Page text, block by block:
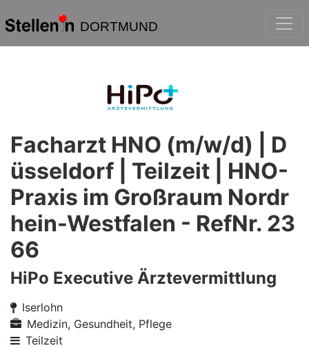
DORTMUND
Facharzt HNO (m/w/d) | D
üsseldorf | Teilzeit | HNO-
Praxis im Großraum Nordr
hein-Westfalen - RefNr. 23
66
HiPo Executive Ärztevermittlung
Iserlohn
Medizin, Gesundheit, Pflege
Teilzeit